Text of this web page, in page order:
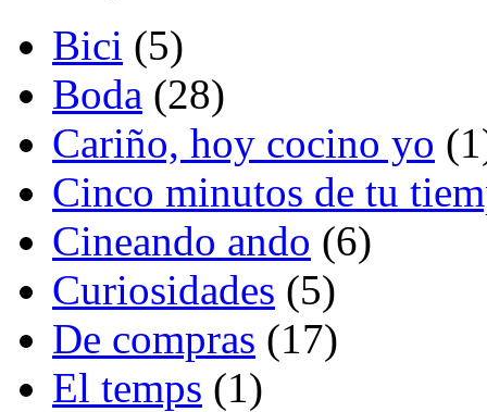
Bici (5)
Boda (28)
Cariño, hoy cocino yo
Cinco minutos de tu
Cineando ando (6)
Curiosidades (5)
De compras (17)
El temps (1)